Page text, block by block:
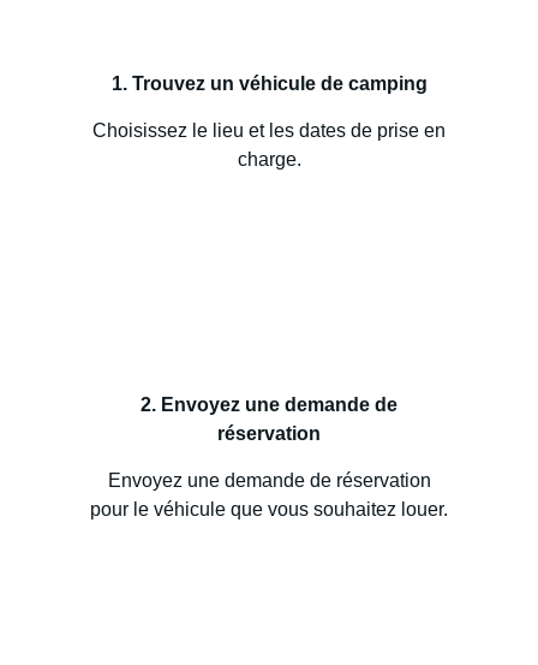
1. Trouvez un véhicule de camping
Choisissez le lieu et les dates de prise en
charge.
2. Envoyez une demande de
réservation
Envoyez une demande de réservation
pour le véhicule que vous souhaitez louer.